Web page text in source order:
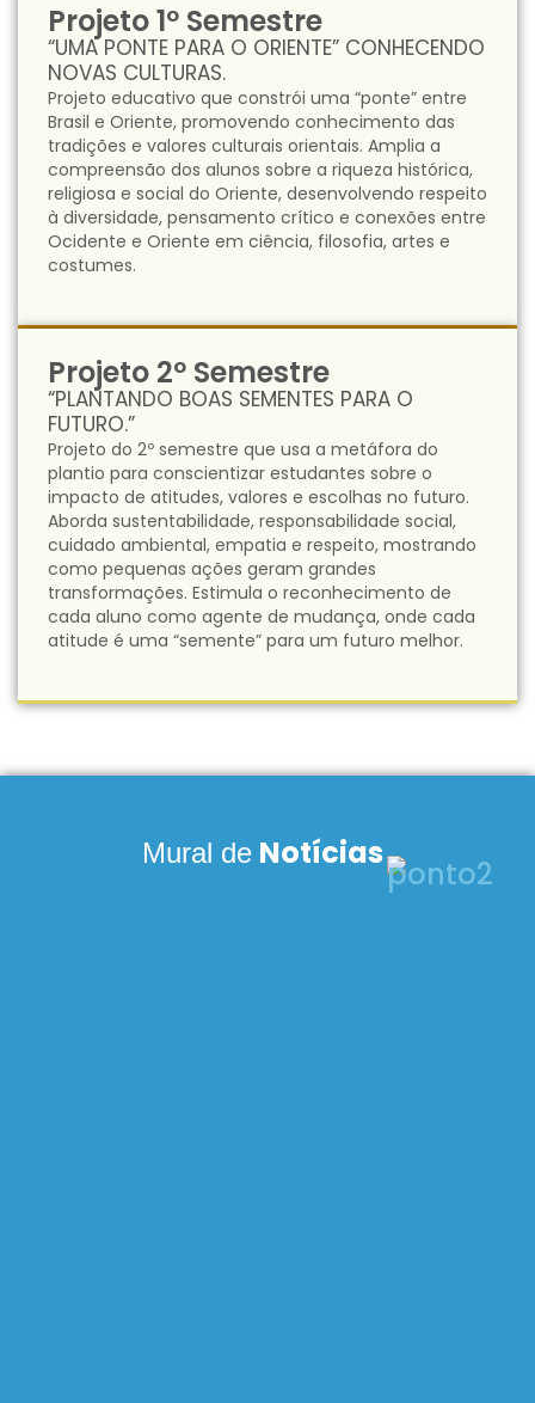
Projeto 1º Semestre
“UMA PONTE PARA O ORIENTE” CONHECENDO
NOVAS CULTURAS.
Projeto educativo que constrói uma “ponte” entre
Brasil e Oriente, promovendo conhecimento das
tradições e valores culturais orientais. Amplia a
compreensão dos alunos sobre a riqueza histórica,
religiosa e social do Oriente, desenvolvendo respeito
à diversidade, pensamento crítico e conexões entre
Ocidente e Oriente em ciência, filosofia, artes e
costumes.
Projeto 2º Semestre
“PLANTANDO BOAS SEMENTES PARA O
FUTURO.”
Projeto do 2º semestre que usa a metáfora do
plantio para conscientizar estudantes sobre o
impacto de atitudes, valores e escolhas no futuro.
Aborda sustentabilidade, responsabilidade social,
cuidado ambiental, empatia e respeito, mostrando
como pequenas ações geram grandes
transformações. Estimula o reconhecimento de
cada aluno como agente de mudança, onde cada
atitude é uma “semente” para um futuro melhor.
Mural de Notícias